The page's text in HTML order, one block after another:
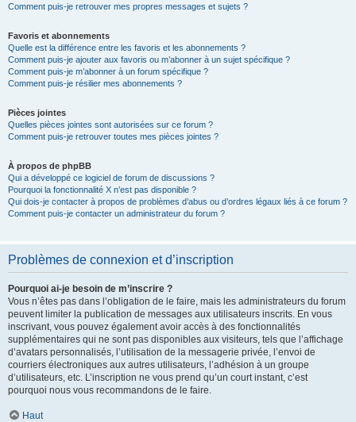
Comment puis-je retrouver mes propres messages et sujets ?
Favoris et abonnements
Quelle est la différence entre les favoris et les abonnements ?
Comment puis-je ajouter aux favoris ou m’abonner à un sujet spécifique ?
Comment puis-je m’abonner à un forum spécifique ?
Comment puis-je résilier mes abonnements ?
Pièces jointes
Quelles pièces jointes sont autorisées sur ce forum ?
Comment puis-je retrouver toutes mes pièces jointes ?
À propos de phpBB
Qui a développé ce logiciel de forum de discussions ?
Pourquoi la fonctionnalité X n’est pas disponible ?
Qui dois-je contacter à propos de problèmes d’abus ou d’ordres légaux liés à ce forum ?
Comment puis-je contacter un administrateur du forum ?
Problèmes de connexion et d’inscription
Pourquoi ai-je besoin de m’inscrire ?
Vous n’êtes pas dans l’obligation de le faire, mais les administrateurs du forum
peuvent limiter la publication de messages aux utilisateurs inscrits. En vous
inscrivant, vous pouvez également avoir accès à des fonctionnalités
supplémentaires qui ne sont pas disponibles aux visiteurs, tels que l’affichage
d’avatars personnalisés, l’utilisation de la messagerie privée, l’envoi de
courriers électroniques aux autres utilisateurs, l’adhésion à un groupe
d’utilisateurs, etc. L’inscription ne vous prend qu’un court instant, c’est
pourquoi nous vous recommandons de le faire.
Haut